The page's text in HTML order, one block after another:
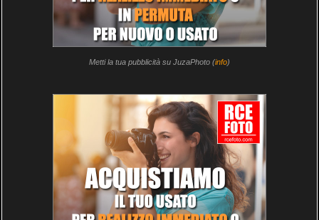
Metti la tua pubblicità su JuzaPhoto (info)